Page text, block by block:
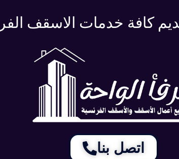
كافة خدمات الاسقف
اتصل بنا